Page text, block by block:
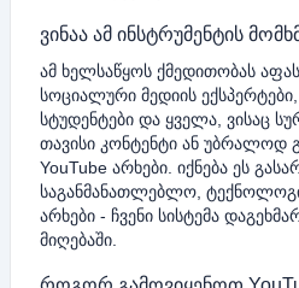
ვინაა ამ ინსტრუმენტის
ამ ხელსაწყოს ქმედითობას
სოციალური მედიის
სტუდენტები და ყველა, ვისაც
თავისი კონტენტი ან უბრალოდ
YouTube არხები. იქნება ეს
საგანმანათლებლო,
არხები - ჩვენი სისტემა
მიღებაში.